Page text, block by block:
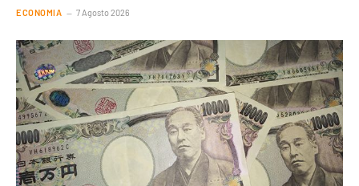
ECONOMIA 7 Agosto 2026